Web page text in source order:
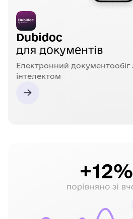
Dubidoc
для документів
Електронний документообіг
інтелектом